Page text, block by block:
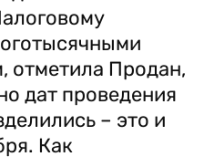
отметила Продан,
дат проведения
– это и
Как